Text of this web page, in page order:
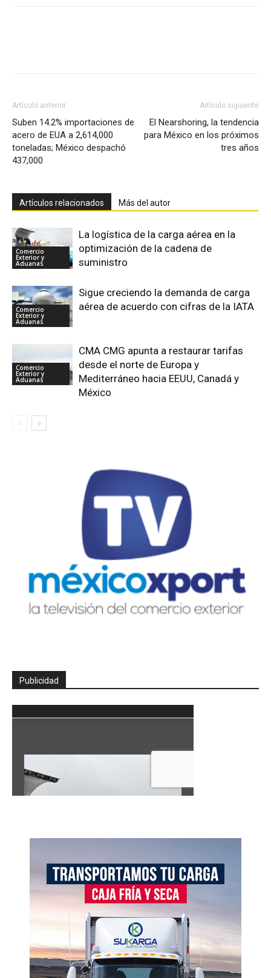
Artículo anterior
Suben 14.2% importaciones de
acero de EUA a 2,614,000
toneladas; México despachó
437,000
Artículo siguiente
El Nearshoring, la tendencia
para México en los próximos
tres años
Artículos relacionados Más del autor
Comercio
Exterior y
Aduanas
La logística de la carga aérea en la
optimización de la cadena de
suministro
Comercio
Exterior y
Aduanas
Sigue creciendo la demanda de carga
aérea de acuerdo con cifras de la IATA
Comercio
Exterior y
Aduanas
CMA CMG apunta a restaurar tarifas
desde el norte de Europa y
Mediterráneo hacia EEUU, Canadá y
México
Publicidad